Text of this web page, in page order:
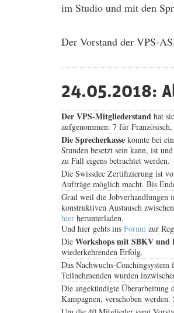
im Studio und mit den
Der Vorstand der VPS-
24.05.2018:
Der VPS-Mitgliederstand hat
aufgenommen: 7 für
Die Sprecherkasse konnte bei
Stunden besetzt sein kann, ist
zu Fall eigens betrachtet werden.
Die Swissdec Zertifizierung ist
Aufträge möglich macht. Bis
Grad weil die Jobverhandlungen
konstruktiven Austausch
hier herunterladen.
Und hier gehts ins Forum zur
Die Workshops mit SBKV
wiederkehrenden Erfolg.
Das Nachwuchs-
Teilnehmenden wurden
Die angekündigte Überarbeitung
Kampagnen, verschoben